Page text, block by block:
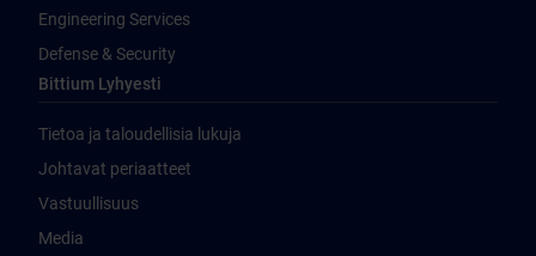
Engineering Services
Defense & Security
Bittium Lyhyesti
Tietoa ja taloudellisia lukuja
Johtavat periaatteet
Vastuullisuus
Media